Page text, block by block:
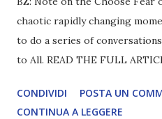
chaotic rapidly changing
to do a series of
to All. READ THE FULL
CONDIVIDI
POSTA UN
CONTINUA A LEGGERE